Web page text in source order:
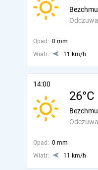
Opad: 0 mm
Wiatr:
11 km/h
14:00
26°C
Opad: 0 mm
Wiatr:
11 km/h